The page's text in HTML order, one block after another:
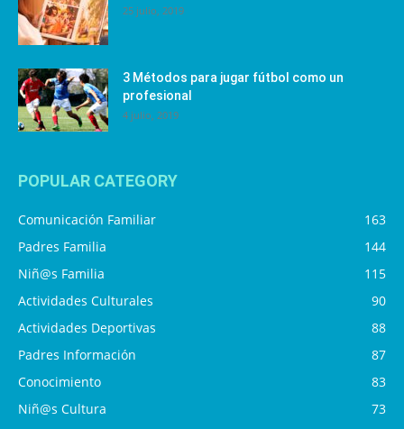
25 julio, 2019
3 Métodos para jugar fútbol como un
profesional
4 julio, 2019
POPULAR CATEGORY
Comunicación Familiar
163
Padres Familia
144
Niñ@s Familia
115
Actividades Culturales
90
Actividades Deportivas
88
Padres Información
87
Conocimiento
83
Niñ@s Cultura
73